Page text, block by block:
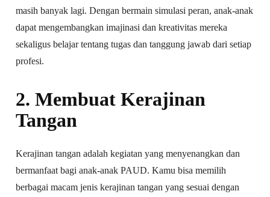
masih banyak lagi. Dengan bermain simulasi peran, anak-anak
dapat mengembangkan imajinasi dan kreativitas mereka
sekaligus belajar tentang tugas dan tanggung jawab dari setiap
profesi.
2. Membuat Kerajinan
Tangan
Kerajinan tangan adalah kegiatan yang menyenangkan dan
bermanfaat bagi anak-anak PAUD. Kamu bisa memilih
berbagai macam jenis kerajinan tangan yang sesuai dengan